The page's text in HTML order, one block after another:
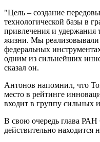
"Цель – создание
технологической базы в
привлечения и удержания
жизни. Мы
федеральных
одним из сильнейших
сказал он.
Антонов напомнил, что
место в рейтинге
входит в группу сильных
В свою очередь глава РАН
действительно находится